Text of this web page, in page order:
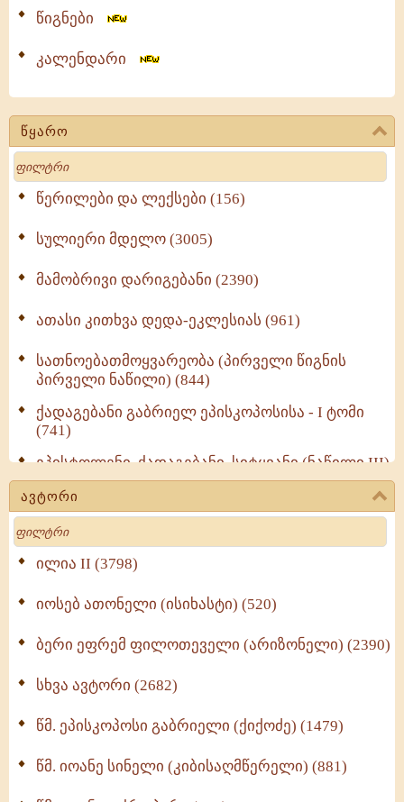
წიგნები
კალენდარი
წყარო
Search
წერილები და ლექსები (156)
სულიერი მდელო (3005)
მამობრივი დარიგებანი (2390)
ათასი კითხვა დედა-ეკლესიას (961)
სათნოებათმოყვარეობა (პირველი წიგნის
პირველი ნაწილი) (844)
ქადაგებანი გაბრიელ ეპისკოპოსისა - I ტომი
(741)
ეპისტოლენი, ქადაგებანი, სიტყვანი (ნაწილი III)
(723)
მოძღვრის ძალზე სასარგებლო რჩევები
მრევლისათვის (545)
Wisdomge (514)
ქადაგებანი გაბრიელ ეპისკოპოსისა - II ტომი
სულიერი ცხოვრების სახელმძღვანელო -
ნაწილი II (369)
ავტორი
Search
ილია II (3798)
იოსებ ათონელი (ისიხასტი) (520)
ბერი ეფრემ ფილოთეველი (არიზონელი) (2390)
სხვა ავტორი (2682)
წმ. ეპისკოპოსი გაბრიელი (ქიქოძე) (1479)
წმ. იოანე სინელი (კიბისაღმწერელი) (881)